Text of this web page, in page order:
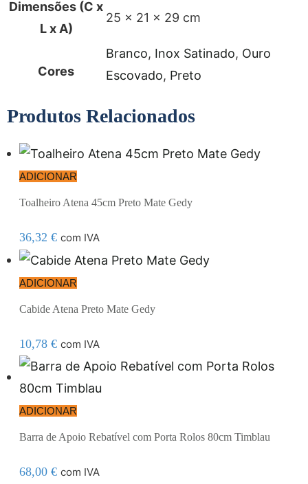
Dimensões (C x
L x A)
25 × 21 × 29 cm
Cores
Branco, Inox Satinado, Ouro
Escovado, Preto
Produtos Relacionados
ADICIONAR
Toalheiro Atena 45cm Preto Mate Gedy
36,32 € com IVA
ADICIONAR
Cabide Atena Preto Mate Gedy
10,78 € com IVA
ADICIONAR
Barra de Apoio Rebatível com Porta Rolos 80cm Timblau
68,00 € com IVA